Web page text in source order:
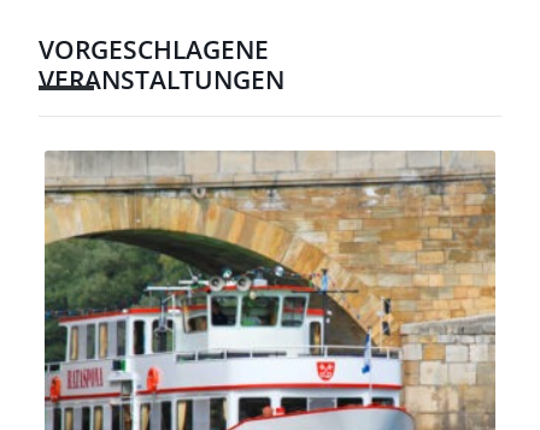
VORGESCHLAGENE
VERANSTALTUNGEN